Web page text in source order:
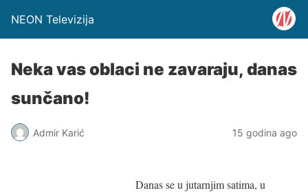
NEON Televizija
Neka vas oblaci ne zavaraju, danas
sunčano!
Admir Karić 15 godina ago
Danas se u jutarnjim satima, u